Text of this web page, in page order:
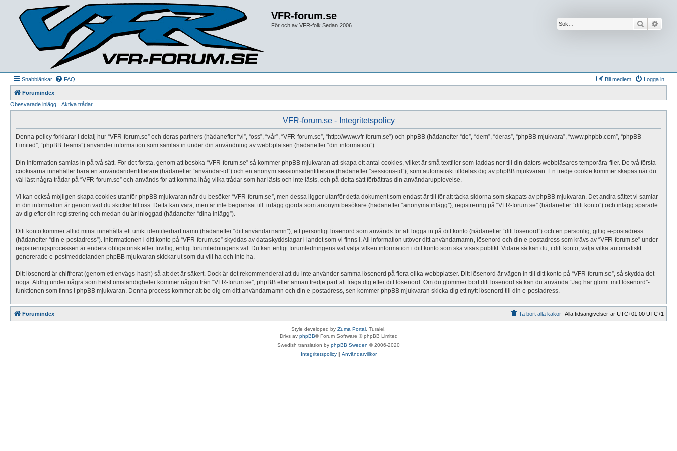
VFR-forum.se
För och av VFR-folk Sedan 2006 Sök
Snabblänkar FAQ Logga in
Bli medlem
Forumindex
Obesvarade inlägg
Aktiva trådar
VFR-forum.se - Integritetspolicy
Denna policy förklarar i detalj hur “VFR-forum.se” och deras partners (hädanefter “vi”, “oss”, “vår”, “VFR-forum.se”, “http://www.vfr-forum.se”) och phpBB (hädanefter “de”, “dem”, “deras”, “phpBB mjukvara”, “www.phpbb.com”, “phpBB
Limited”, “phpBB Teams”) använder information som samlas in under din användning av webbplatsen (hädanefter “din information”).
Din information samlas in på två sätt. För det första, genom att besöka “VFR-forum.se” så kommer phpBB mjukvaran att skapa ett antal cookies, vilket är små textfiler som laddas ner till din dators webbläsares temporära filer. De två första
cookisarna innehåller bara en användaridentifierare (hädanefter “användar-id”) och en anonym sessionsidentifierare (hädanefter “sessions-id”), som automatiskt tilldelas dig av phpBB mjukvaran. En tredje cookie kommer skapas när du
väl läst några trådar på “VFR-forum.se” och används för att komma ihåg vilka trådar som har lästs och inte lästs, och på detta sätt förbättras din användarupplevelse.
Vi kan också möjligen skapa cookies utanför phpBB mjukvaran när du besöker “VFR-forum.se”, men dessa ligger utanför detta dokument som endast är till för att täcka sidorna som skapats av phpBB mjukvaran. Det andra sättet vi samlar
in din information är genom vad du skickar till oss. Detta kan vara, men är inte begränsat till: inlägg gjorda som anonym besökare (hädanefter “anonyma inlägg”), registrering på “VFR-forum.se” (hädanefter “ditt konto”) och inlägg sparade
av dig efter din registrering och medan du är inloggad (hädanefter “dina inlägg”).
Ditt konto kommer alltid minst innehålla ett unikt identifierbart namn (hädanefter “ditt användarnamn”), ett personligt lösenord som används för att logga in på ditt konto (hädanefter “ditt lösenord”) och en personlig, giltig e-postadress
(hädanefter “din e-postadress”). Informationen i ditt konto på “VFR-forum.se” skyddas av dataskyddslagar i landet som vi finns i. All information utöver ditt användarnamn, lösenord och din e-postadress som krävs av “VFR-forum.se” under
registreringsprocessen är endera obligatorisk eller frivillig, enligt forumledningens val. Du kan enligt forumledningens val välja vilken information i ditt konto som ska visas publikt. Vidare så kan du, i ditt konto, välja vilka automatiskt
genererade e-postmeddelanden phpBB mjukvaran skickar ut som du vill ha och inte ha.
Ditt lösenord är chiffrerat (genom ett envägs-hash) så att det är säkert. Dock är det rekommenderat att du inte använder samma lösenord på flera olika webbplatser. Ditt lösenord är vägen in till ditt konto på “VFR-forum.se”, så skydda det
noga. Aldrig under några som helst omständigheter kommer någon från “VFR-forum.se”, phpBB eller annan tredje part att fråga dig efter ditt lösenord. Om du glömmer bort ditt lösenord så kan du använda “Jag har glömt mitt lösenord”-
funktionen som finns i phpBB mjukvaran. Denna process kommer att be dig om ditt användarnamn och din e-postadress, sen kommer phpBB mjukvaran skicka dig ett nytt lösenord till din e-postadress.
Forumindex Alla tidsangivelser är UTC+01:00 UTC+1
Ta bort alla kakor
Style developed by Zuma Portal , Turaiel,
Drivs av phpBB® Forum Software © phpBB Limited
Swedish translation by phpBB Sweden © 2006-2020
Integritetspolicy| Användarvillkor